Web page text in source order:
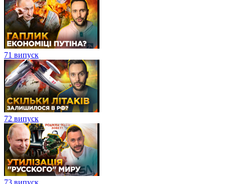
71 випуск
72 випуск
73 випуск